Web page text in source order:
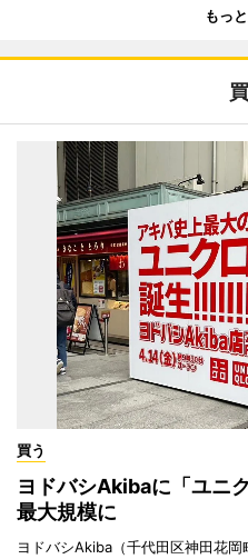
もっ
買う
ヨドバシAkibaに「ユニ
最大規模に
ヨドバシAkiba（千代田区神田花